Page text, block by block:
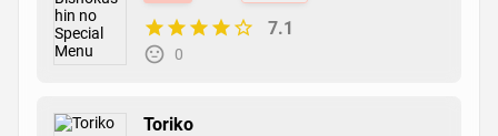
7.1
0
Toriko